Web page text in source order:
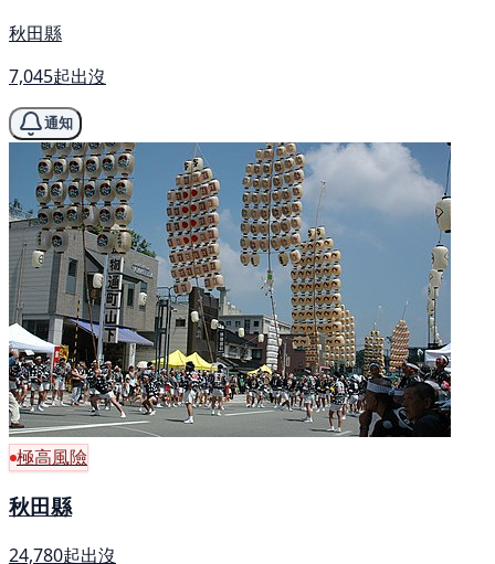
秋田縣
7,045起出沒
通知
極高風險
秋田縣
24,780起出沒